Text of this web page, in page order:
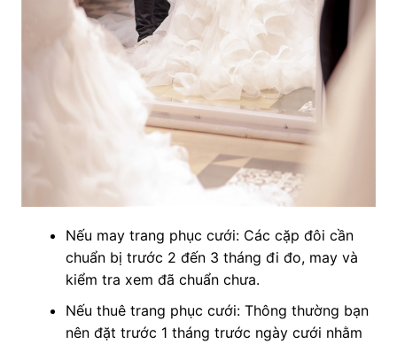
Nếu may trang phục cưới: Các cặp đôi cần
chuẩn bị trước 2 đến 3 tháng đi đo, may và
kiểm tra xem đã chuẩn chưa.
Nếu thuê trang phục cưới: Thông thường bạn
nên đặt trước 1 tháng trước ngày cưới nhằm